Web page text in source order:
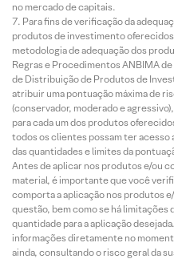
no mercado de capitais.
Para fins de verificação da
produtos de investimento
metodologia de adequação dos
Regras e Procedimentos ANBIMA
de Distribuição de Produtos de
atribuir uma pontuação máxima de
(conservador, moderado e
para cada um dos produtos
todos os clientes possam ter
das quantidades e limites da
Antes de aplicar nos produtos e/ou
material, é importante que você
comporta a aplicação nos produtos
questão, bem como se há limitações
quantidade para a aplicação
informações diretamente no
ainda, consultando o risco geral da